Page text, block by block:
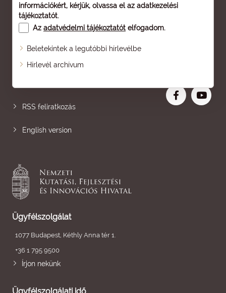
információkért, kérjük, olvassa el az adatkezelési
tájékoztatót.
Az adatvédelmi tájékoztatót elfogadom.
Beletekintek a legutóbbi hírlevélbe
Hírlevél archívum
Oldaltérkép
RSS feliratkozás
English version
Ügyfélszolgálat
1077 Budapest, Kéthly Anna tér 1.
+36 1 795 9500
Írjon nekünk